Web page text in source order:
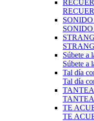
Súbete a
Súbete a
Tal día
Tal día
TE
TE